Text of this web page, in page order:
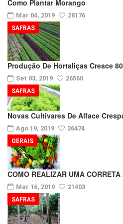
Como Plantar Morango
Mar 04, 2019 28176
Produção De Hortaliças Cresce
Set 03, 2019 26560
SAFRAS
Novas Cultivares De Alface
Ago 19, 2019 26474
SAFRAS
COMO REALIZAR UMA
Mar 16, 2019 21403
GERAIS
SAFRAS